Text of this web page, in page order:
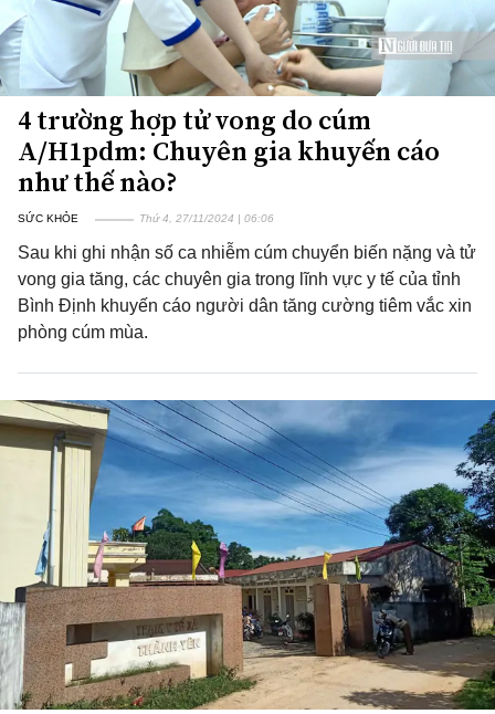
4 trường hợp tử vong do cúm
A/H1pdm: Chuyên gia khuyến cáo
như thế nào?
SỨC KHỎE Thứ 4, 27/11/2024 | 06:06
Sau khi ghi nhận số ca nhiễm cúm chuyển biến nặng và tử
vong gia tăng, các chuyên gia trong lĩnh vực y tế của tỉnh
Bình Định khuyến cáo người dân tăng cường tiêm vắc xin
phòng cúm mùa.